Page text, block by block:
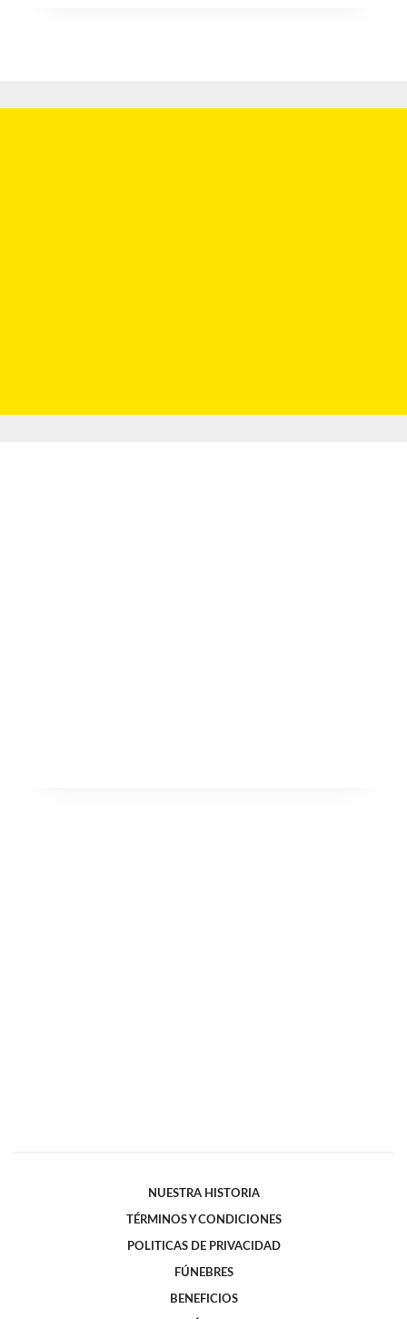
NUESTRA HISTORIA
TÉRMINOS Y CONDICIONES
POLITICAS DE PRIVACIDAD
FÚNEBRES
BENEFICIOS